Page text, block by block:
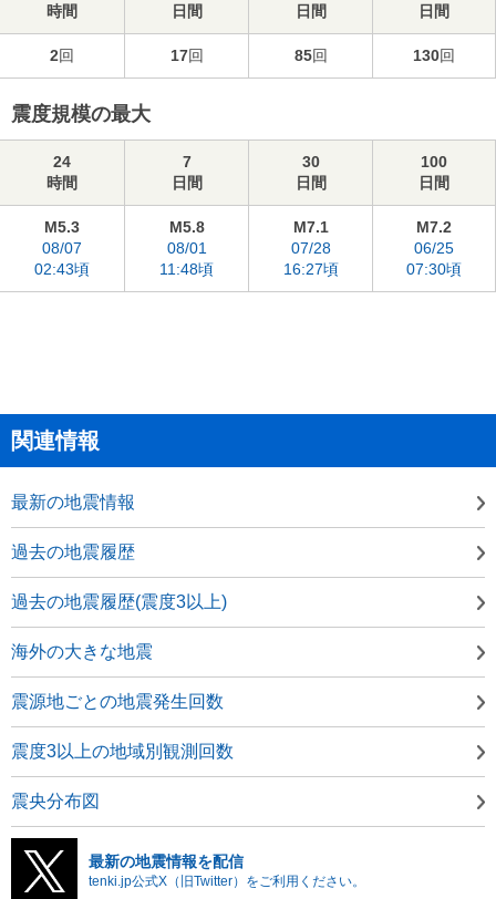
時間
日間
日間
日間
2回 17回 85回 130回
震度規模の最大
24
時間
7
日間
30
日間
100
日間
M5.3
08/07
02:43頃
M5.8
08/01
11:48頃
M7.1
07/28
16:27頃
M7.2
06/25
07:30頃
関連情報
最新の地震情報
過去の地震履歴
過去の地震履歴(震度3以上)
海外の大きな地震
震源地ごとの地震発生回数
震度3以上の地域別観測回数
震央分布図
最新の地震情報を配信
tenki.jp公式X（旧Twitter）をご利用ください。